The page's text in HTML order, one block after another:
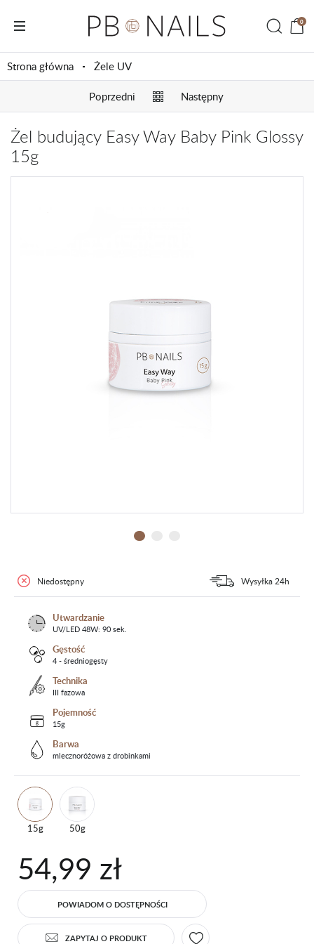
0
Strona główna Żele UV
Poprzedni Następny
Żel budujący Easy Way Baby Pink Glossy
15g
Niedostępny Wysyłka 24h
Utwardzanie
UV/LED 48W: 90 sek.
Gęstość
4 - średniogęsty
Technika
III fazowa
Pojemność
15g
Barwa
mlecznoróżowa z drobinkami
15g 50g
54,99 zł
POWIADOM O DOSTĘPNOŚCI
ZAPYTAJ O PRODUKT